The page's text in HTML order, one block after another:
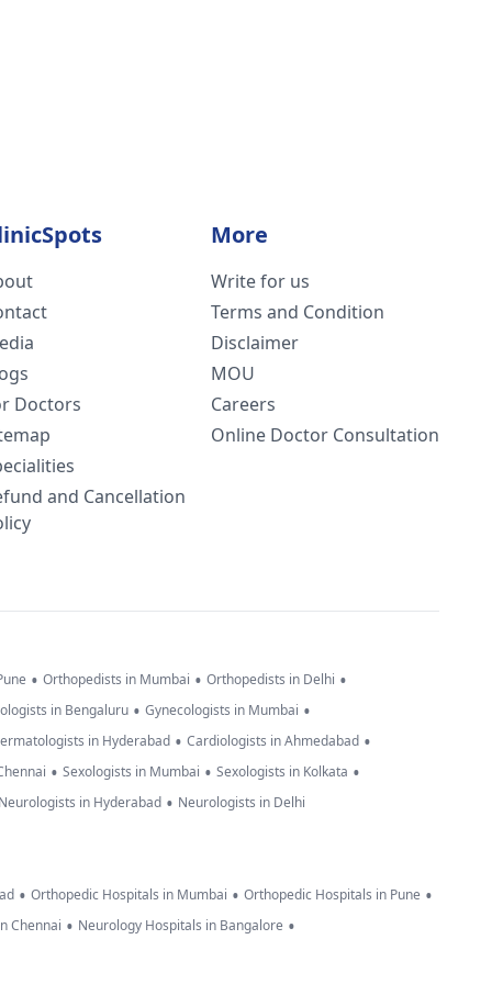
Doctors
and Cancellation
More
Write for us
Terms and Condition
Disclaimer
MOU
Careers
Online Doctor Consultation
• Orthopedists in Mumbai • Orthopedists in Delhi •
in Bengaluru • Gynecologists in Mumbai •
in Hyderabad • Cardiologists in Ahmedabad •
• Sexologists in Mumbai • Sexologists in Kolkata •
Neurologists in Hyderabad • Neurologists in Delhi
• Orthopedic Hospitals in Mumbai • Orthopedic Hospitals in Pune •
Chennai • Neurology Hospitals in Bangalore •